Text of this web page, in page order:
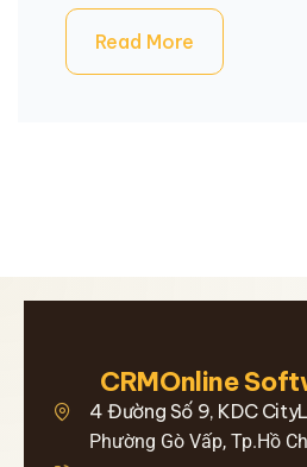
Read More
CRMOnline
4 Đường Số 9, KDC
Phường Gò Vấp, Tp.Hồ